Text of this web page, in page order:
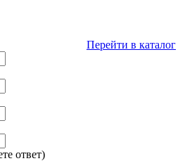
Перейти в каталог
ответ)